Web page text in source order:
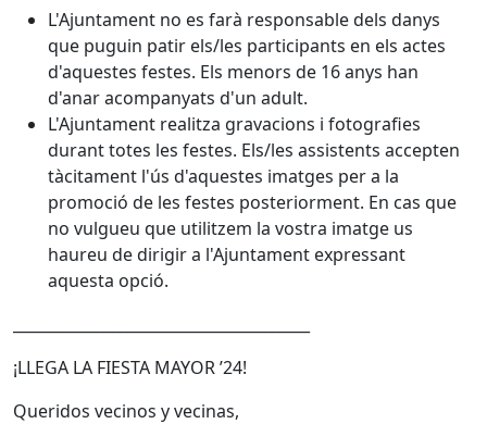
L'Ajuntament no es farà responsable dels danys
que puguin patir els/les participants en els actes
d'aquestes festes. Els menors de 16 anys han
d'anar acompanyats d'un adult.
L'Ajuntament realitza gravacions i fotografies
durant totes les festes. Els/les assistents accepten
tàcitament l'ús d'aquestes imatges per a la
promoció de les festes posteriorment. En cas que
no vulgueu que utilitzem la vostra imatge us
haureu de dirigir a l'Ajuntament expressant
aquesta opció.
¡LLEGA LA FIESTA MAYOR ’24!
Queridos vecinos y vecinas,